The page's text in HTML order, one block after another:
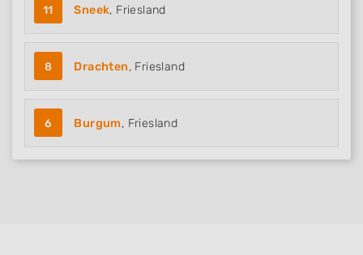
11 Sneek, Friesland
8 Drachten, Friesland
6 Burgum, Friesland